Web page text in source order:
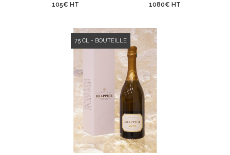
105€ HT 1080€ HT
75 CL - BOUTEILLE